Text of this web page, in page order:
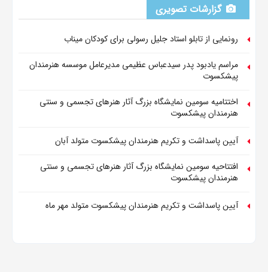
گزارشات تصویری
رونمایی از تابلو استاد جلیل رسولی برای کودکان میناب
مراسم یادبود پدر سیدعباس عظیمی مدیرعامل موسسه هنرمندان
پیشکسوت
اختتامیه سومین نمایشگاه بزرگ آثار هنرهای تجسمی و سنتی
هنرمندان پیشکسوت
آیین پاسداشت و تکریم هنرمندان پیشکسوت متولد آبان
افتتاحیه سومین نمایشگاه بزرگ آثار هنرهای تجسمی و سنتی
هنرمندان پیشکسوت
آیین پاسداشت و تکریم هنرمندان پیشکسوت متولد مهر ماه